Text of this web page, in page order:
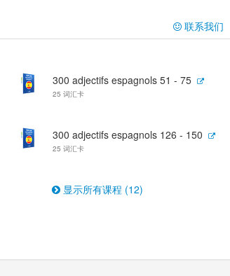
联系我们
300 adjectifs espagnols 51 - 75
25 词汇卡
300 adjectifs espagnols 126 - 150
25 词汇卡
显示所有课程 (12)